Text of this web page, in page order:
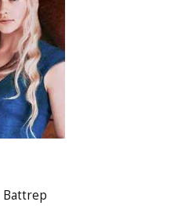
Battrep